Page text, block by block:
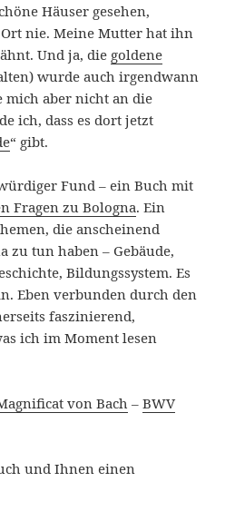
Häuser gesehen,
nie. Meine Mutter hat ihn
Und ja, die goldene
wurde auch irgendwann
aber nicht an die
ich, dass es dort jetzt
“ gibt.
Fund – ein Buch mit
Fragen zu Bologna. Ein
die anscheinend
zu tun haben – Gebäude,
Bildungssystem. Es
Eben verbunden durch den
faszinierend,
ich im Moment lesen
von Bach –BWV
und Ihnen einen